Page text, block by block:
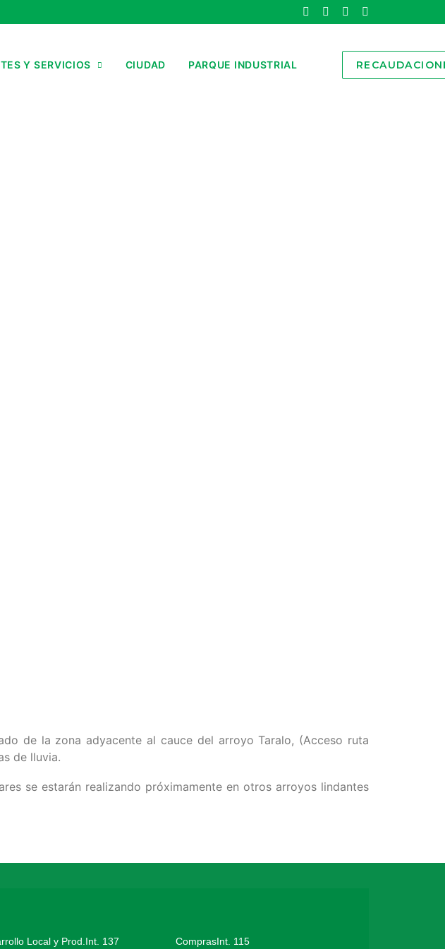
Y SERVICIOS CIUDAD PARQUE INDUSTRIAL
de la zona adyacente al cauce del arroyo Taralo, (Acceso ruta
de lluvia.
se estarán realizando próximamente en otros arroyos lindantes
Local y Prod.Int. 137 ComprasInt. 115